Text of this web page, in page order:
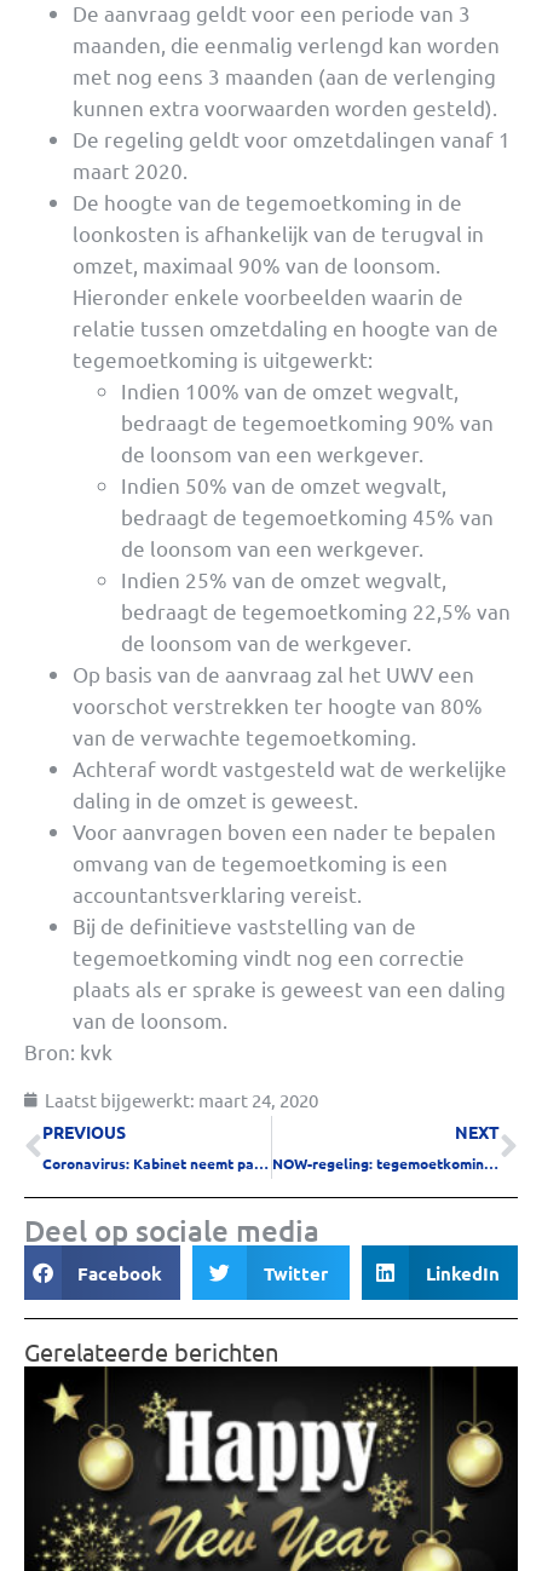
De aanvraag geldt voor een periode van 3
maanden, die eenmalig verlengd kan worden
met nog eens 3 maanden (aan de verlenging
kunnen extra voorwaarden worden gesteld).
De regeling geldt voor omzetdalingen vanaf 1
maart 2020.
De hoogte van de tegemoetkoming in de
loonkosten is afhankelijk van de terugval in
omzet, maximaal 90% van de loonsom.
Hieronder enkele voorbeelden waarin de
relatie tussen omzetdaling en hoogte van de
tegemoetkoming is uitgewerkt:
Indien 100% van de omzet wegvalt,
bedraagt de tegemoetkoming 90% van
de loonsom van een werkgever.
Indien 50% van de omzet wegvalt,
bedraagt de tegemoetkoming 45% van
de loonsom van een werkgever.
Indien 25% van de omzet wegvalt,
bedraagt de tegemoetkoming 22,5% van
de loonsom van de werkgever.
Op basis van de aanvraag zal het UWV een
voorschot verstrekken ter hoogte van 80%
van de verwachte tegemoetkoming.
Achteraf wordt vastgesteld wat de werkelijke
daling in de omzet is geweest.
Voor aanvragen boven een nader te bepalen
omvang van de tegemoetkoming is een
accountantsverklaring vereist.
Bij de definitieve vaststelling van de
tegemoetkoming vindt nog een correctie
plaats als er sprake is geweest van een daling
van de loonsom.
Bron: kvk
Laatst bijgewerkt: maart 24, 2020
PREVIOUS
Coronavirus: Kabinet neemt pakket nieuwe economische maatregelen
NEXT
NOW-regeling: tegemoetkoming in loonkosten (aanvraag vanaf 6 april)
Deel op sociale media
Facebook Twitter LinkedIn
Gerelateerde berichten